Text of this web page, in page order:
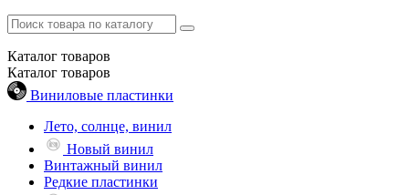
Каталог товаров
Каталог товаров
Виниловые пластинки
Лето, солнце, винил
Новый винил
Винтажный винил
Редкие пластинки